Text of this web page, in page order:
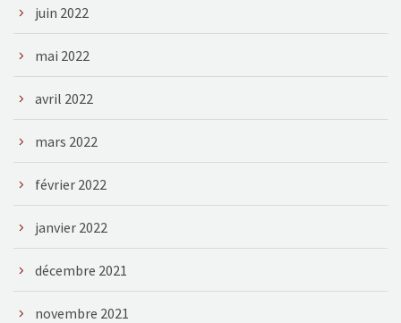
juin 2022
mai 2022
avril 2022
mars 2022
février 2022
janvier 2022
décembre 2021
novembre 2021